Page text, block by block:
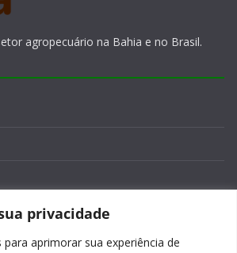
privacidade
aprimorar sua experiência de
agropecuário na Bahia e no Brasil.